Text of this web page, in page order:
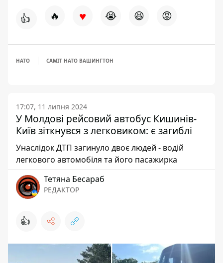
👍 🔥 ♥ 😭 😆 😡
НАТО САМІТ НАТО ВАШИНГТОН
17:07, 11 липня 2024
У Молдові рейсовий автобус Кишинів-
Київ зіткнувся з легковиком: є загиблі
Унаслідок ДТП загинуло двоє людей - водій
легкового автомобіля та його пасажирка
Тетяна Бесараб
РЕДАКТОР
👍